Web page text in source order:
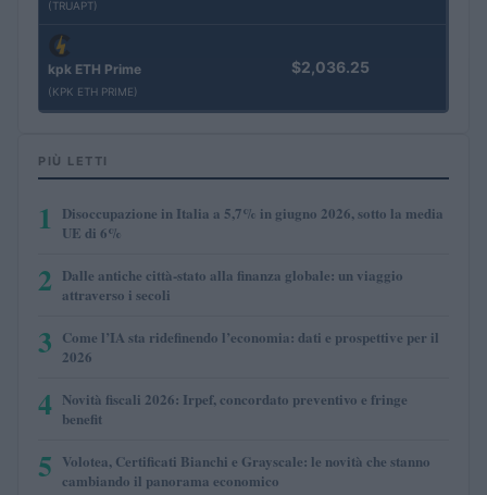
(TRUAPT)
kpk ETH Prime
(KPK ETH PRIME)
$2,036.25
PIÙ LETTI
1
Disoccupazione in Italia a 5,7% in giugno 2026, sotto la media
UE di 6%
2 Dalle antiche città-stato alla finanza globale: un viaggio
attraverso i secoli
3 Come l’IA sta ridefinendo l’economia: dati e prospettive per il
2026
4 Novità fiscali 2026: Irpef, concordato preventivo e fringe
benefit
5 Volotea, Certificati Bianchi e Grayscale: le novità che stanno
cambiando il panorama economico